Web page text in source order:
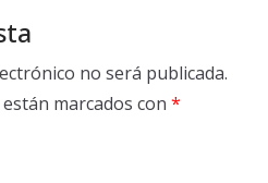
no será publicada.
marcados con *